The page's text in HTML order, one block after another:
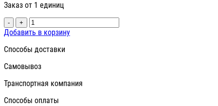
Заказ от 1 единиц
- +
Добавить в корзину
Способы доставки
Самовывоз
Транспортная компания
Способы оплаты